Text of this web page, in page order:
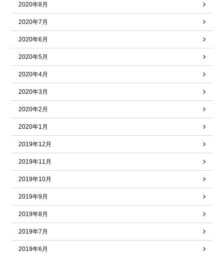
2020年8月
2020年7月
2020年6月
2020年5月
2020年4月
2020年3月
2020年2月
2020年1月
2019年12月
2019年11月
2019年10月
2019年9月
2019年8月
2019年7月
2019年6月